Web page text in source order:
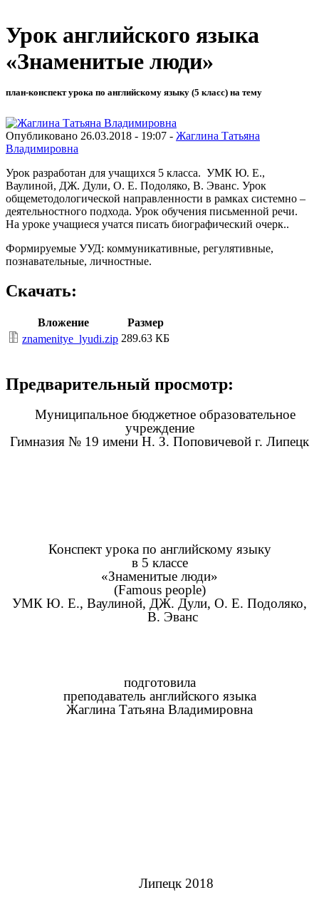
Урок английского языка
«Знаменитые люди»
план-конспект урока по английскому языку (5 класс) на тему
Опубликовано 26.03.2018 - 19:07 - Жаглина Татьяна
Владимировна
Урок разработан для учащихся 5 класса. УМК Ю. Е.,
Ваулиной, ДЖ. Дули, О. Е. Подоляко, В. Эванс. Урок
общеметодологической направленности в рамках системно –
деятельностного подхода. Урок обучения письменной речи.
На уроке учащиеся учатся писать биографический очерк..
Формируемые УУД: коммуникативные, регулятивные,
познавательные, личностные.
Скачать:
Вложение
Размер
znamenitye_lyudi.zip 289.63 КБ
Предварительный просмотр:
Муниципальное бюджетное образовательное
учреждение
Гимназия № 19 имени Н. З. Поповичевой г. Липецк
Конспект урока по английскому языку
в 5 классе
«Знаменитые люди»
(Famous people)
УМК Ю. Е., Ваулиной, ДЖ. Дули, О. Е. Подоляко,
В. Эванс
подготовила
преподаватель английского языка
Жаглина Татьяна Владимировна
Липецк 2018